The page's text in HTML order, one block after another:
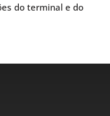
do terminal e do